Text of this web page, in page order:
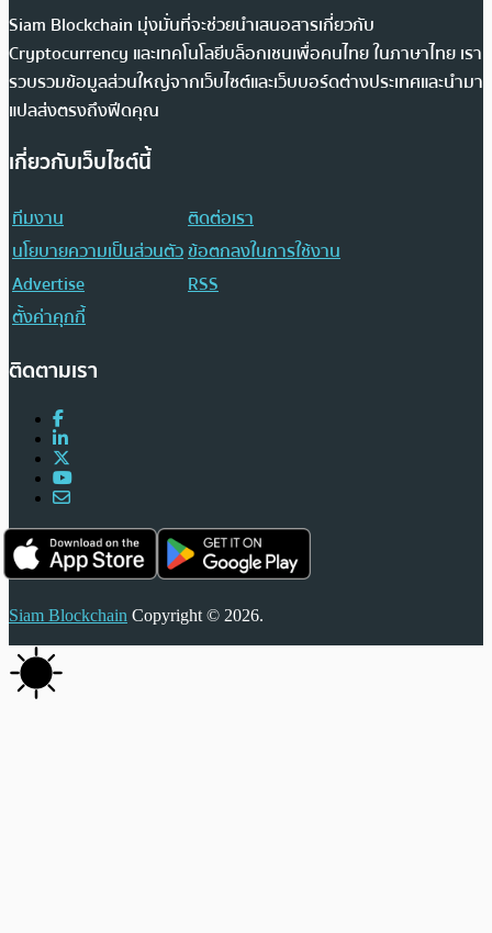
Siam Blockchain มุ่งมั่นที่จะช่วยนำเสนอสารเกี่ยวกับ
Cryptocurrency และเทคโนโลยีบล็อกเชนเพื่อคนไทย ในภาษาไทย เรา
รวบรวมข้อมูลส่วนใหญ่จากเว็บไซต์และเว็บบอร์ดต่างประเทศและนำมา
แปลส่งตรงถึงฟีดคุณ
เกี่ยวกับเว็บไซต์นี้
ทีมงาน
ติดต่อเรา
นโยบายความเป็นส่วนตัวข้อตกลงในการใช้งาน
Advertise
RSS
ตั้งค่าคุกกี้
ติดตามเรา
Siam Blockchain Copyright © 2026.